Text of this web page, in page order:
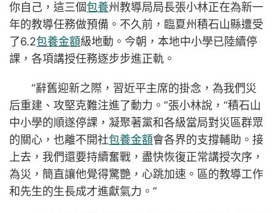
你自己，這三個包養州教導局局長張小林正在為新一
年的教導任務做預備。不久前，臨夏州積石山縣遭受
了6.2包養金額級地動。今朝，本地中小學已陸續停
課，各項講授任務逐步步進正軌。
“辭舊迎新之際，習近平主席的掛念，為我們災
后重建、攻堅克難注進了動力。”張小林說，“積石山
中小學的順遂停課，凝聚著黨和各級當局對災區群眾
的關心，也離不開社包養金額會各界的支撐輔助。接
上去，我們還要持續奮戰，盡快恢復正常講授次序，
為災，簡直讓他覺得驚艷，心跳加速。區的教導工作
和先生的生長成才進獻氣力。”